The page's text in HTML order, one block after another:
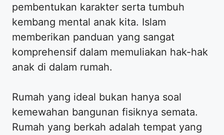
pembentukan karakter serta tumbuh
kembang mental anak kita. Islam
memberikan panduan yang sangat
komprehensif dalam memuliakan hak-hak
anak di dalam rumah.
Rumah yang ideal bukan hanya soal
kemewahan bangunan fisiknya semata.
Rumah yang berkah adalah tempat yang